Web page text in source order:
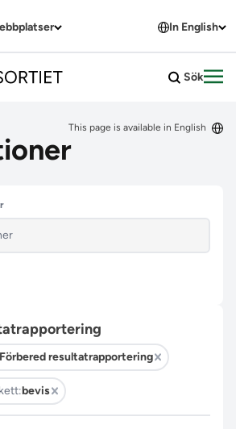
In English
Sök
This page is available in English
Förbered resultatrapportering
bevis